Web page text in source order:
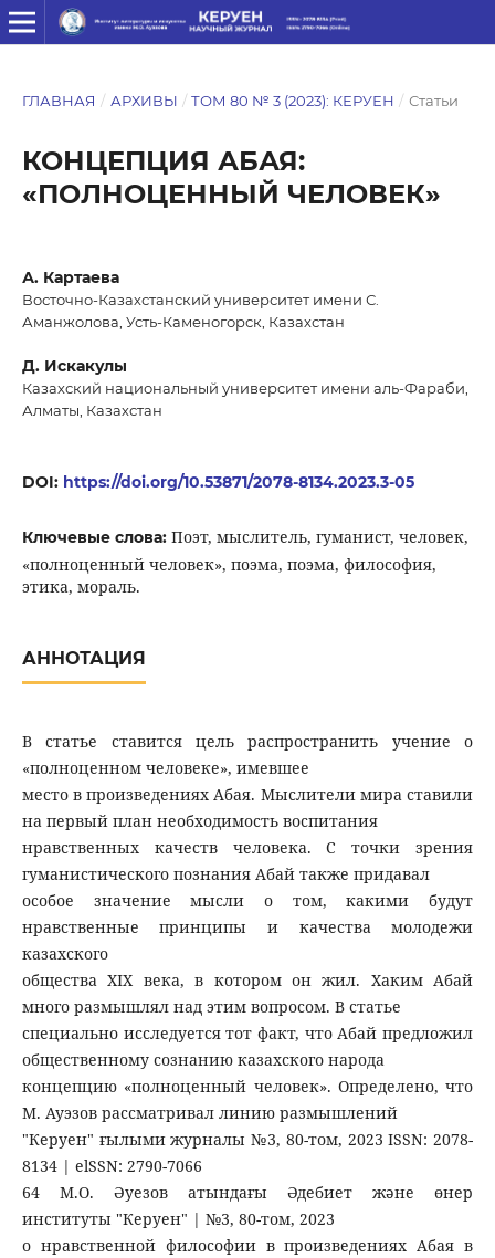
ГЛАВНАЯ / АРХИВЫ / ТОМ 80 № 3 (2023): КЕРУЕН / Статьи
КОНЦЕПЦИЯ АБАЯ:
«ПОЛНОЦЕННЫЙ ЧЕЛОВЕК»
А. Картаева
Восточно-Казахстанский университет имени С.
Аманжолова, Усть-Каменогорск, Казахстан
Д. Искакулы
Казахский национальный университет имени аль-Фараби,
Алматы, Казахстан
DOI: https://doi.org/10.53871/2078-8134.2023.3-05
Ключевые слова: Поэт, мыслитель, гуманист, человек,
«полноценный человек», поэма, поэма, философия,
этика, мораль.
АННОТАЦИЯ
В статье ставится цель распространить учение о
«полноценном человеке», имевшее
место в произведениях Абая. Мыслители мира ставили
на первый план необходимость воспитания
нравственных качеств человека. С точки зрения
гуманистического познания Абай также придавал
особое значение мысли о том, какими будут
нравственные принципы и качества молодежи
казахского
общества ХІХ века, в котором он жил. Хаким Абай
много размышлял над этим вопросом. В статье
специально исследуется тот факт, что Абай предложил
общественному сознанию казахского народа
концепцию «полноценный человек». Определено, что
М. Ауэзов рассматривал линию размышлений
"Керуен" ғылыми журналы №3, 80-том, 2023 ISSN: 2078-
8134 | elSSN: 2790-7066
64 М.О. Әуезов атындағы Әдебиет және өнер
институты "Керуен" | №3, 80-том, 2023
о нравственной философии в произведениях Абая в